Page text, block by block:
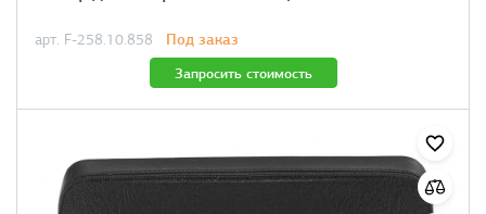
арт. F-258.10.858 Под заказ
Запросить стоимость